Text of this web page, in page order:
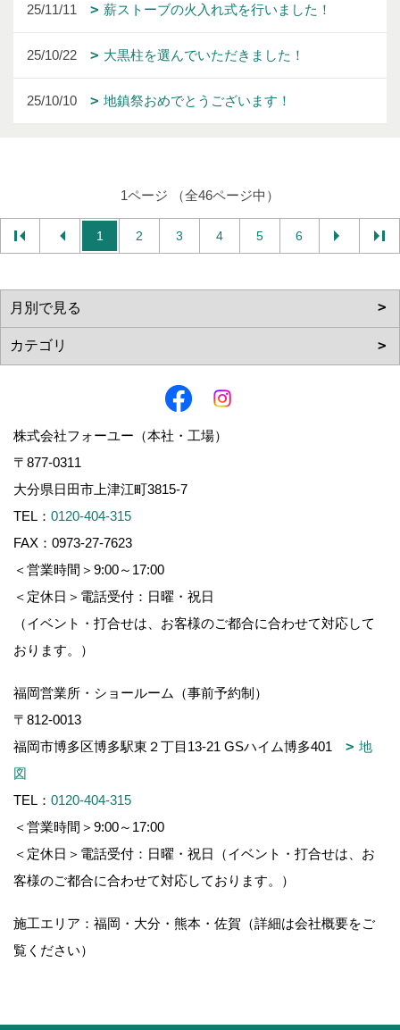
25/11/11 薪ストーブの火入れ式を行いました！
25/10/22 大黒柱を選んでいただきました！
25/10/10 地鎮祭おめでとうございます！
1ページ （全46ページ中）
1 2 3 4 5 6
株式会社フォーユー（本社・工場）
〒877-0311
大分県日田市上津江町3815-7
TEL： 0120-404-315
FAX：0973-27-7623
＜営業時間＞9:00～17:00
＜定休日＞電話受付：日曜・祝日
（イベント・打合せは、お客様のご都合に合わせて対応して
おります。）
福岡営業所・ショールーム（事前予約制）
〒812-0013
福岡市博多区博多駅東２丁目13-21 GSハイム博多401
地
図
TEL： 0120-404-315
＜営業時間＞9:00～17:00
＜定休日＞電話受付：日曜・祝日（イベント・打合せは、お
客様のご都合に合わせて対応しております。）
施工エリア：福岡・大分・熊本・佐賀（詳細は会社概要をご
覧ください）